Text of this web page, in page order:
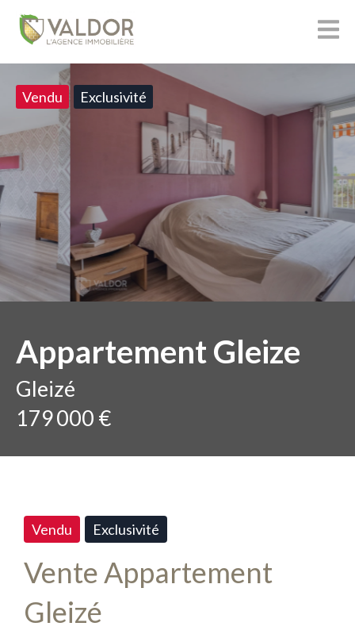
Vendu Exclusivité
Appartement Gleize
Gleizé
179 000 €
Vendu Exclusivité
Vente Appartement
Gleizé